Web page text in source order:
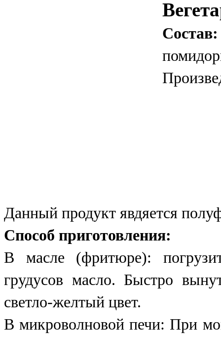
Данный продукт явдяется
Способ приготовления:
В масле (фритюре):
грудусов масло. Быстро
светло-желтый цвет.
В микроволновой печи: При